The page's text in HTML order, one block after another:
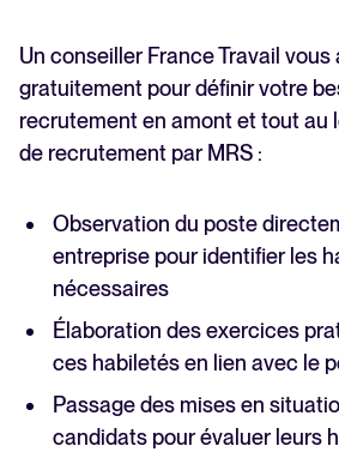
Un conseiller France Travail
gratuitement pour définir votre
recrutement en amont et tout au
de recrutement par MRS :
Observation du poste
entreprise pour identifier les
nécessaires
Élaboration des exercices
ces habiletés en lien avec le
Passage des mises en
candidats pour évaluer leurs